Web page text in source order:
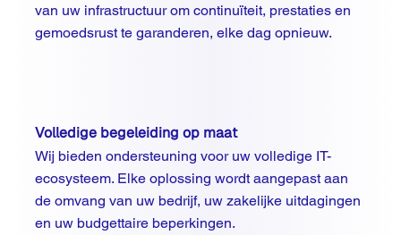
van uw infrastructuur om continuïteit, prestaties en
gemoedsrust te garanderen, elke dag opnieuw.
Volledige begeleiding op maat
Wij bieden ondersteuning voor uw volledige IT-
ecosysteem. Elke oplossing wordt aangepast aan
de omvang van uw bedrijf, uw zakelijke uitdagingen
en uw budgettaire beperkingen.